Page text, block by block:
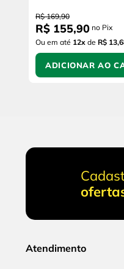
R$ 169,90
R$ 155,90 no Pix
Ou em até 12x de R$
ADICIONAR AO
Atendimento